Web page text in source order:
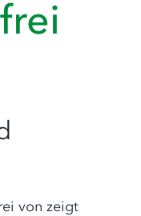
von zeigt